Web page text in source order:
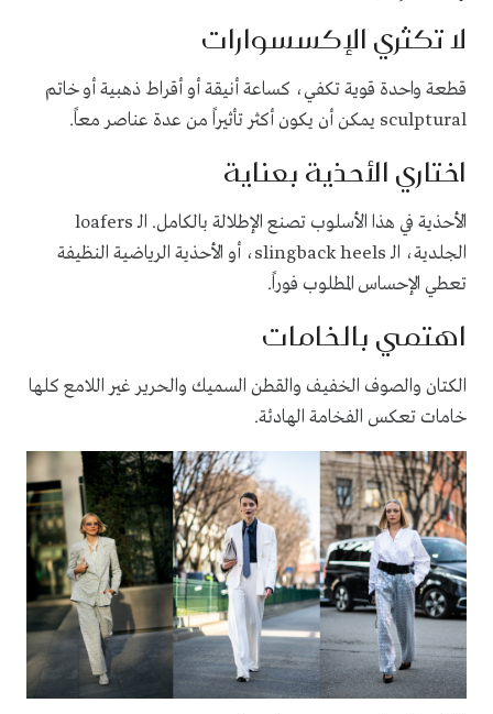
لا تكثري الإكسسوارات
قطعة واحدة قوية تكفي، كساعة أنيقة أو أقراط ذهبية أو خاتم
sculptural يمكن أن يكون أكثر تأثيراً من عدة عناصر معاً.
اختاري الأحذية بعناية
الأحذية في هذا الأسلوب تصنع الإطلالة بالكامل. الـ loafers
الجلدية، الـ slingback heels، أو الأحذية الرياضية النظيفة
تعطي الإحساس المطلوب فوراً.
اهتمي بالخامات
الكتان والصوف الخفيف والقطن السميك والحرير غير اللامع كلها
خامات تعكس الفخامة الهادئة.